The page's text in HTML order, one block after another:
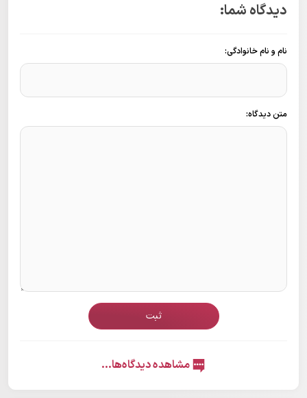
دیدگاه شما:
نام و نام خانوادگی:
متن دیدگاه:
ثبت
مشاهده دیدگاه‌ها...